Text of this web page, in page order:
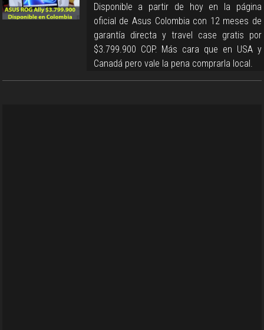
Disponible a partir de hoy en la página
oficial de Asus Colombia con 12 meses de
garantía directa y travel case gratis por
$3.799.900 COP. Más cara que en USA y
Canadá pero vale la pena comprarla local.